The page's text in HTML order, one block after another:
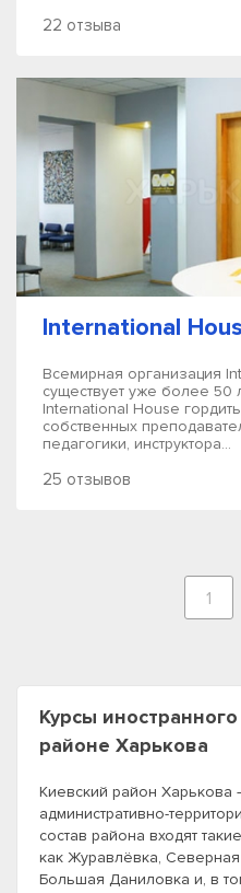
Курсы
районе Харькова
Киевский район Харькова
административно-
состав района входят
как Журавлёвка,
Большая Даниловка и, в
22 отзыва
International
Всемирная организация
существует уже более 50
International House
собственных
педагогики, инструктора...
25 отзывов
1